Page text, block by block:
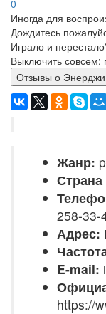
0
Иногда для
Дождитесь
Играло и
Выключить совсем:
Отзывы о
Жанр:
Страна
258-33-
Адрес:
E-mail:
https://